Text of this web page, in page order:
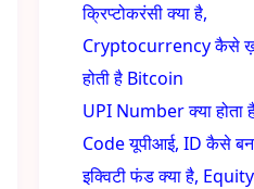
क्रिप्टोकरंसी क्या है,
Cryptocurrency कैसे
होती है Bitcoin
UPI Number क्या होता
Code यूपीआई, ID कैसे
इक्विटी फंड क्या है,